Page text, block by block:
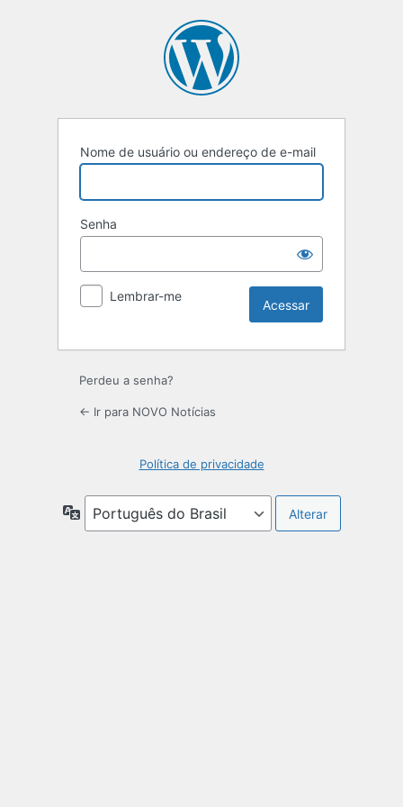
Nome de usuário ou endereço de e-mail
Senha
Lembrar-me
Perdeu a senha?
← Ir para NOVO Notícias
Política de privacidade
Idioma